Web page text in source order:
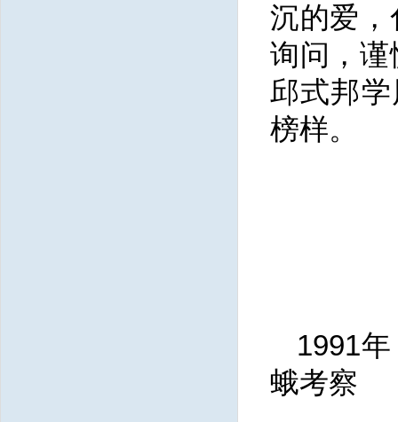
沉的爱，
询问，谨
邱式邦
榜样。
1991
蛾考察